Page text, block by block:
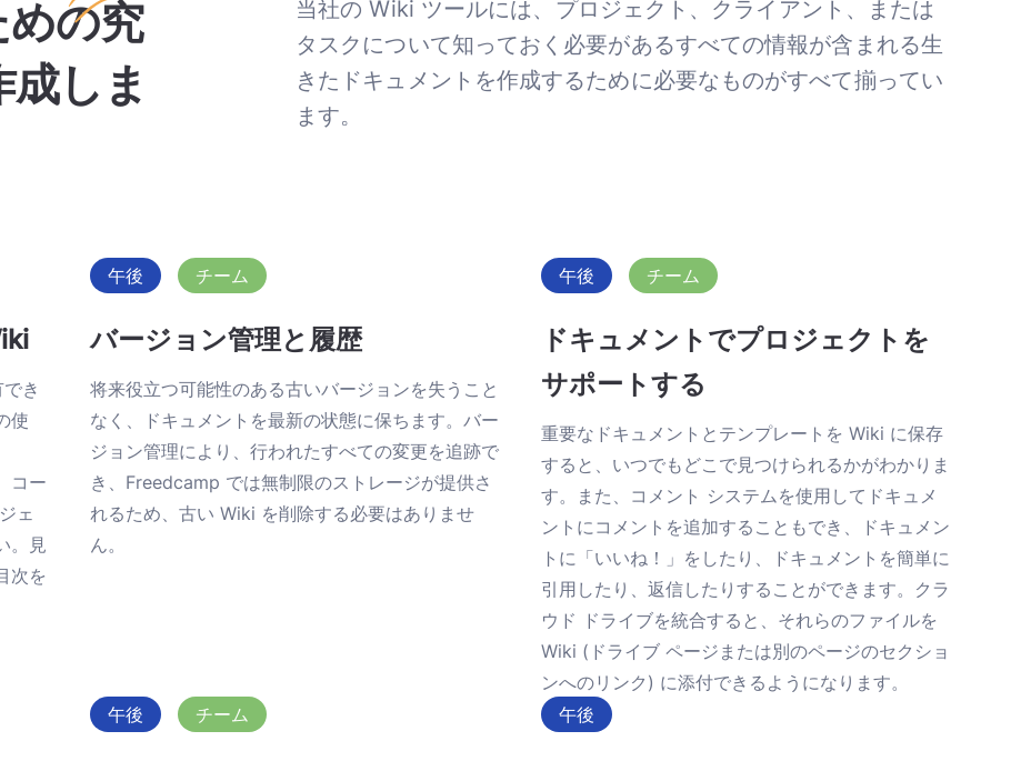
の究
しま
当社の Wiki ツールには、プロジェクト、クライアント、または
タスクについて知っておく必要があるすべての情報が含まれる生
きたドキュメントを作成するために必要なものがすべて揃ってい
ます。
き
使
コー
ェ
。見
次を
午後 チーム
バージョン管理と履歴
将来役立つ可能性のある古いバージョンを失うこと
なく、ドキュメントを最新の状態に保ちます。バー
ジョン管理により、行われたすべての変更を追跡で
き、Freedcamp では無制限のストレージが提供さ
れるため、古い Wiki を削除する必要はありませ
ん。
午後 チーム
ドキュメントでプロジェクトを
サポートする
重要なドキュメントとテンプレートを Wiki に保存
すると、いつでもどこで見つけられるかがわかりま
す。また、コメント システムを使用してドキュメ
ントにコメントを追加することもでき、ドキュメン
トに「いいね！」をしたり、ドキュメントを簡単に
引用したり、返信したりすることができます。クラ
ウド ドライブを統合すると、それらのファイルを
Wiki (ドライブ ページまたは別のページのセクショ
ンへのリンク) に添付できるようになります。
午後 チーム 午後